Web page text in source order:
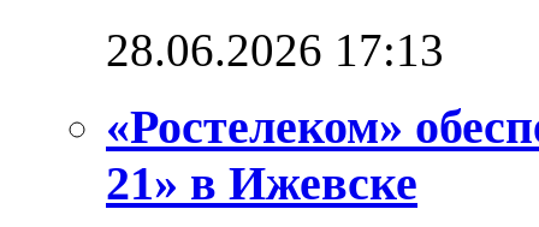
28.06.2026 17:13
«Ростелеком»
21» в Ижевске